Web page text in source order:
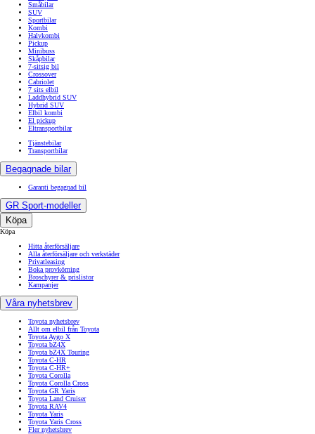
Småbilar
SUV
Sportbilar
Kombi
Halvkombi
Pickup
Minibuss
Skåpbilar
7-sitsig bil
Crossover
Cabriolet
7 sits elbil
Laddhybrid SUV
Hybrid SUV
Elbil kombi
El pickup
Eltransportbilar
Tjänstebilar
Transportbilar
Begagnade bilar
Garanti begagnad bil
GR Sport-modeller
Köpa
Köpa
Hitta återförsäljare
Alla återförsäljare och verkstäder
Privatleasing
Boka provkörning
Broschyrer & prislistor
Kampanjer
Våra nyhetsbrev
Toyota nyhetsbrev
Allt om elbil från Toyota
Toyota Aygo X
Toyota bZ4X
Toyota bZ4X Touring
Toyota C-HR
Toyota C-HR+
Toyota Corolla
Toyota Corolla Cross
Toyota GR Yaris
Toyota Land Cruiser
Toyota RAV4
Toyota Yaris
Toyota Yaris Cross
Fler nyhetsbrev